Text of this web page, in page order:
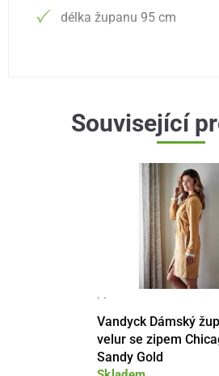
délka županu 95 cm
Související
· ·
Vandyck Dámský
velur se zipem
Sandy Gold